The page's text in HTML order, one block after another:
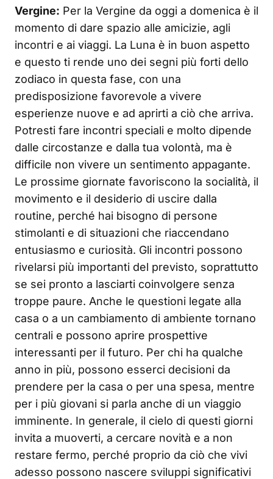
Vergine: Per la Vergine da oggi a domenica è il
momento di dare spazio alle amicizie, agli
incontri e ai viaggi. La Luna è in buon aspetto
e questo ti rende uno dei segni più forti dello
zodiaco in questa fase, con una
predisposizione favorevole a vivere
esperienze nuove e ad aprirti a ciò che arriva.
Potresti fare incontri speciali e molto dipende
dalle circostanze e dalla tua volontà, ma è
difficile non vivere un sentimento appagante.
Le prossime giornate favoriscono la socialità, il
movimento e il desiderio di uscire dalla
routine, perché hai bisogno di persone
stimolanti e di situazioni che riaccendano
entusiasmo e curiosità. Gli incontri possono
rivelarsi più importanti del previsto, soprattutto
se sei pronto a lasciarti coinvolgere senza
troppe paure. Anche le questioni legate alla
casa o a un cambiamento di ambiente tornano
centrali e possono aprire prospettive
interessanti per il futuro. Per chi ha qualche
anno in più, possono esserci decisioni da
prendere per la casa o per una spesa, mentre
per i più giovani si parla anche di un viaggio
imminente. In generale, il cielo di questi giorni
invita a muoverti, a cercare novità e a non
restare fermo, perché proprio da ciò che vivi
adesso possono nascere sviluppi significativi